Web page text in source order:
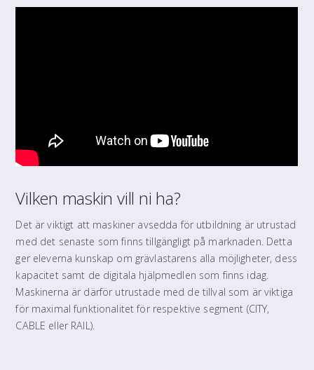
Vilken maskin vill ni ha?
Det är viktigt att maskiner avsedda för utbildning är utrustad
med det senaste som finns tillgängligt på marknaden. Detta
ger eleverna kunskap om grävlastarens alla möjligheter, dess
kapacitet samt de digitala hjälpmedlen som finns idag.
Maskinerna är därför utrustade med de tillval som är viktiga
för maximal funktionalitet för respektive segment (CITY,
CABLE eller RAIL).